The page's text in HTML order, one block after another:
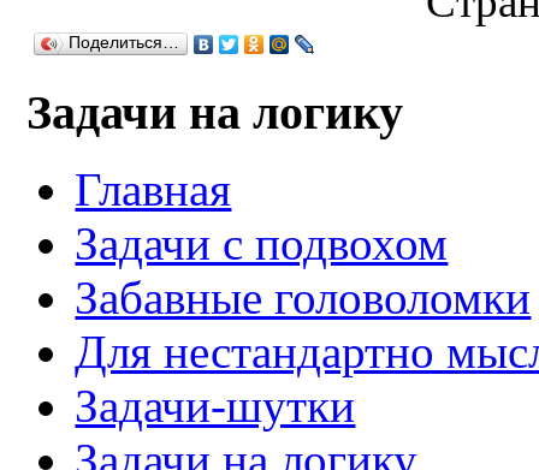
Поделиться…
Задачи на логику
Главная
Задачи с подвохом
Забавные головоломки
Для нестандартно
Задачи-шутки